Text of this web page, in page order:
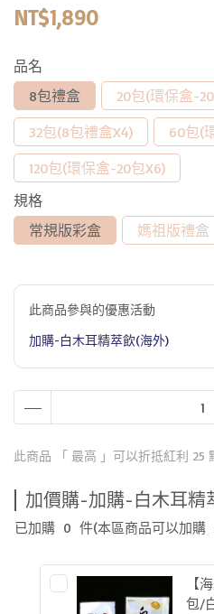
NT$1,890
品名
8包禮盒
20包(環保盒-20
32包(8包禮盒X4)
60包(
120包(環保盒-20包X6)
規格
常規版彩盒
媽祖版禮盒
此商品參與的優惠活動
加購-白木耳精萃飲(海外)
此商品 「 最高 」可以折抵紅利 25
加價購-加購-白木耳精
已加購 0 件(本區商品可以加購
【
包/